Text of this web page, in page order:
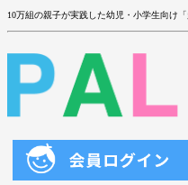
10万組の親子が実践した幼児・小学生向け